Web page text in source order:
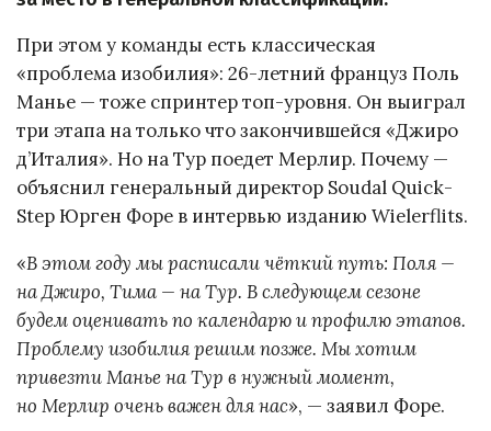
При этом у команды есть классическая
«проблема изобилия»: 26-летний француз Поль
Манье — тоже спринтер топ-уровня. Он выиграл
три этапа на только что закончившейся «Джиро
д’Италия». Но на Тур поедет Мерлир. Почему —
объяснил генеральный директор Soudal Quick-
Step Юрген Форе в интервью изданию Wielerflits.
«В этом году мы расписали чёткий путь: Поля —
на Джиро, Тима — на Тур. В следующем сезоне
будем оценивать по календарю и профилю этапов.
Проблему изобилия решим позже. Мы хотим
привезти Манье на Тур в нужный момент,
но Мерлир очень важен для нас», — заявил Форе.